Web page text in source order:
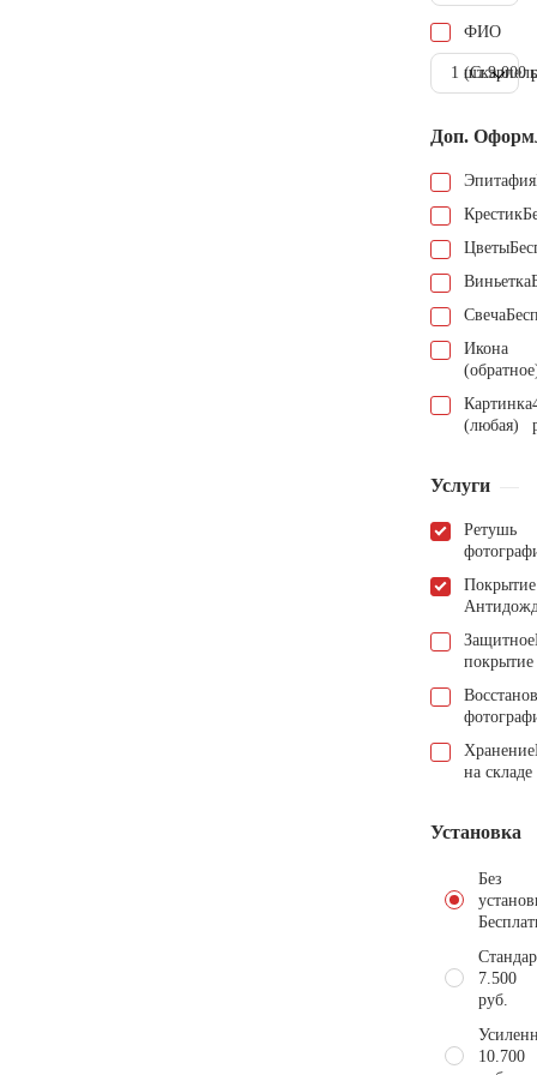
ФИО
1 шт.9.000
Доп.
Эпитафия
Крестик
Цветы
Виньетка
Свеча
Икона
Картинка
(любая)
Услуги
Ретушь
Покрытие
Защитное
покрытие
Хранение
на складе
Установка
Без
7.500
руб.
10.700